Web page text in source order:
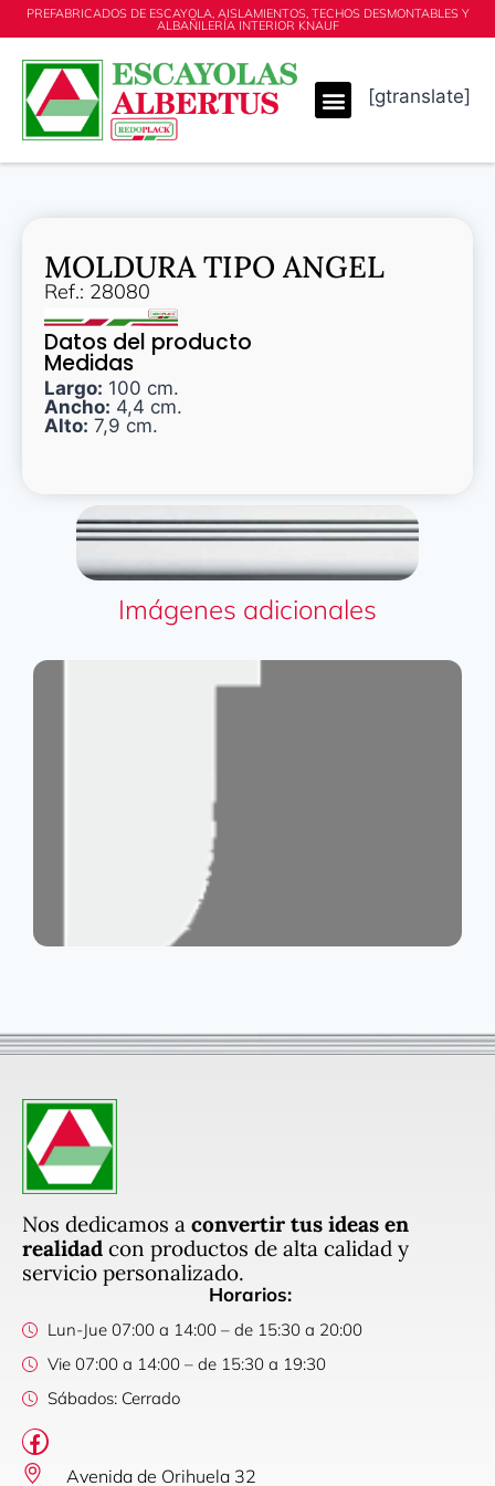
PREFABRICADOS DE ESCAYOLA, AISLAMIENTOS, TECHOS DESMONTABLES Y
ALBAÑILERÍA INTERIOR KNAUF
[gtranslate]
Imágenes adicionales
MOLDURA TIPO ANGEL
Ref.: 28080
Datos del producto
Medidas
Largo: 100 cm.
Ancho: 4,4 cm.
Alto: 7,9 cm.
Nos dedicamos a convertir tus ideas en
realidad con productos de alta calidad y
servicio personalizado.
Horarios:
Lun-Jue 07:00 a 14:00 – de 15:30 a 20:00
Vie 07:00 a 14:00 – de 15:30 a 19:30
Sábados: Cerrado
Avenida de Orihuela 32